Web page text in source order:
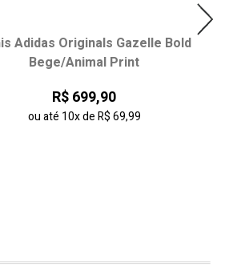
Adidas Originals Gazelle Bold
Bege/Animal Print
R$ 699,90
ou até 10xdeR$ 69,99